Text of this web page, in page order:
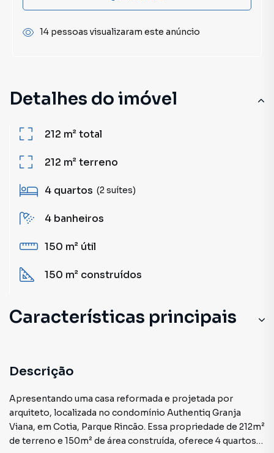
Detalhes do imóvel
212 m²total
212 m²terreno
4 quartos (2 suítes)
4 banheiros
150 m² útil
150 m² construídos
Características principais
Piscina
Churrasqueira
Armário Suíte
Descrição
Apresentando uma casa reformada e projetada por
arquiteto, localizada no condomínio Authentiq Granja
Viana, em Cotia, Parque Rincão. Essa propriedade de 212m²
de terreno e 150m² de área construída, oferece 4 quartos,
14 pessoas visualizaram este anúncio